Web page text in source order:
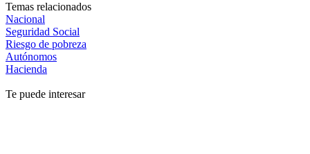
Temas relacionados
Nacional
Seguridad Social
Riesgo de pobreza
Autónomos
Hacienda
Te puede interesar